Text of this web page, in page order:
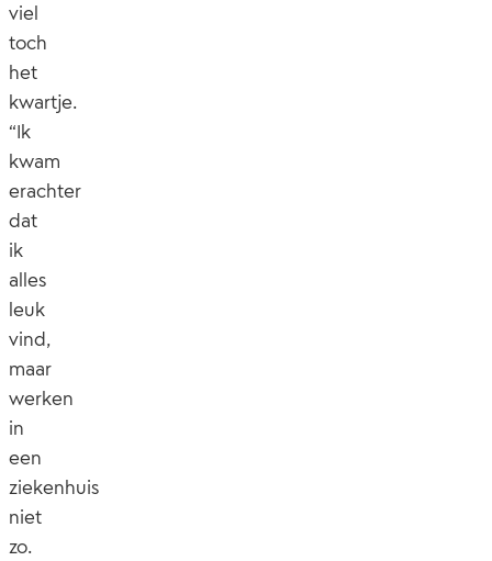
viel
toch
het
kwartje.
“Ik
kwam
erachter
dat
ik
alles
leuk
vind,
maar
werken
in
een
ziekenhuis
niet
zo.